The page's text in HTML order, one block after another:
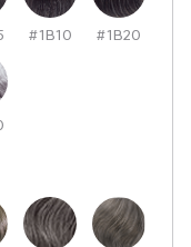
#1B10 #1B20